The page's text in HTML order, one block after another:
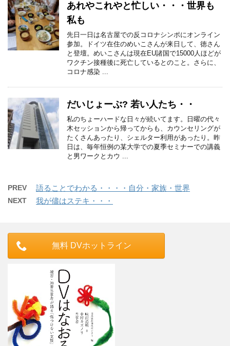
あれやこれやと忙しい・・・世界も
私も
先日一日は名古屋での反コロナシンポにオンライン
参加。ドイツ在住のめいこさんが来日して、徳さん
と登壇。めいこさんは現在EU諸国で15000人ほどが
ワクチン接種後に死亡しているとのこと。さらに、
コロナ感染 ...
だいじょーぶ? 若い人たち・・
私のちょーハードな日々が続いてます。日曜の代々
木セッションから帰ってからも、カウンセリングが
たくさんあったり、シェルター利用があったり。昨
日は、毎年恒例の某大学での夏季セミナーでの講義
と男ワークとカウ ...
PREV 語ることでわかる・・・・自分・家族・世界
NEXT 我が儘はステキ・・・
無料 DVホットライン